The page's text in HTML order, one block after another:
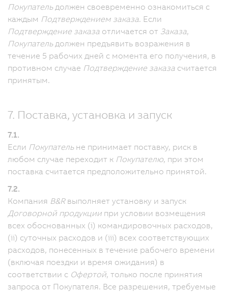
Покупательдолжен своевременно ознакомиться с
каждым Подтверждением заказа. Если
Подтверждение заказа отличается от Заказа,
Покупательдолжен предъявить возражения в
течение 5 рабочих дней с момента его получения, в
противном случае Подтверждение заказа считается
принятым.
7. Поставка, установка и запуск
7.1.
Если Покупательне принимает поставку, риск в
любом случае переходит к Покупателю, при этом
поставка считается предположительно принятой.
7.2.
Компания B&Rвыполняет установку и запуск
Договорной продукции при условии возмещения
всех обоснованных (i) командировочных расходов,
(ii) суточных расходов и (iii) всех соответствующих
расходов, понесенных в течение рабочего времени
(включая поездки и время ожидания) в
соответствии с Офертой, только после принятия
запроса от Покупателя. Все разрешения, требуемые